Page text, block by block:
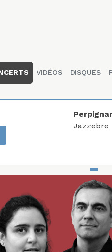
VIDÉOS DISQUES
Jazzebre